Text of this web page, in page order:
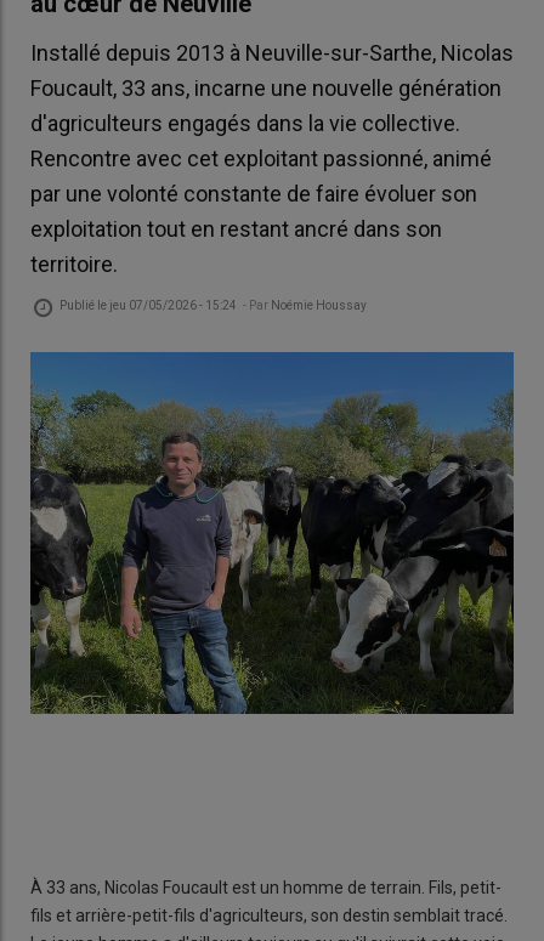
Installé depuis 2013 à Neuville-sur-Sarthe, Nicolas
Foucault, 33 ans, incarne une nouvelle génération
d'agriculteurs engagés dans la vie collective.
Rencontre avec cet exploitant passionné, animé
par une volonté constante de faire évoluer son
exploitation tout en restant ancré dans son
territoire.
Publié le jeu 07/05/2026 - 15:24 - Par Noémie Houssay
À 33 ans, Nicolas Foucault est un homme de terrain. Fils, petit-
fils et arrière-petit-fils d'agriculteurs, son destin semblait tracé.